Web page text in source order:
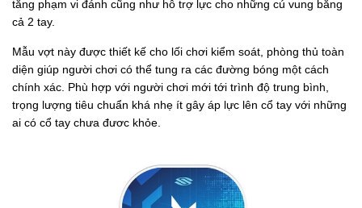
tăng phạm vi đánh cũng như hỗ trợ lực cho những cú vung bằng
cả 2 tay.
Mẫu vợt này được thiết kế cho lối chơi kiểm soát, phòng thủ toàn
diện giúp người chơi có thể tung ra các đường bóng một cách
chính xác. Phù hợp với người chơi mới tới trình độ trung bình,
trọng lượng tiêu chuẩn khá nhẹ ít gây áp lực lên cổ tay với những
ai có cổ tay chưa đươc khỏe.